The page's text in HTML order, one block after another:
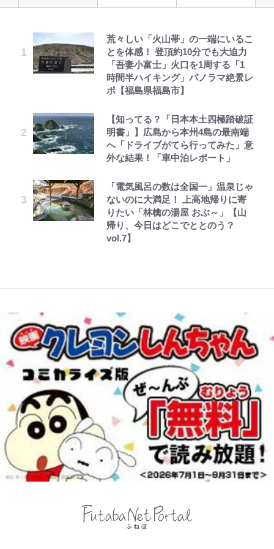
荒々しい「火山帯」の一端にいるこ
とを体感！ 登頂約10分でも大迫力
「吾妻小富士」火口を1周する「1
時間半ハイキング」パノラマ絶景レ
ポ【福島県福島市】
【知ってる？「日本本土四極踏破証
明書」】広島から本州4島の最南端
へ「ドライブがてら行ってみた」意
外な結果！「車中泊レポート」
「電気風呂の数は全国一」温泉じゃ
ないのに大満足！ 上高地帰りに寄
りたい「林檎の湯屋 おぶ～」【山
帰り、今日はどこでととのう？
vol.7】
空の轍と大地の雲と 第1回
第3回 出版までの道のり・その2
レビュー『仮面家族』悠木シュン・
著
公式-おっさん底辺治癒士と愛娘の
辺境ライフ ~中年男が回復スキルに
覚醒して、英雄へ成り上がる~ 第82
話(1)
で、もふもふ従者(聖獣)とおにぎり
を握る 第53話(1)
公式-ヒロインが来る前に妊娠しま
が、どうやら違うようです~ 第1話
錦織一清の写真集はなぜ私服なの
か…高級ブランドをやめ等身大の自
分を表現する現在「ちゃんとおじい
ちゃんに」
が明かす夫・片岡愛之助との関係
性…互いに一番のお客さんで刺激を
もらう存在
ィア活動の原動力は…「偽善者だ」
との声も跳ね返す“誰かの役に立ち
たい”という思い
千葉雄大、ほっそりイケメン近影に
「顔パンパンだったのに」反響 視
聴者が想った激変の納得理由
村上佳菜子、“遠距離結婚”の夫と
「愛が足りない」不満を漏らしてい
た過去も
黒木啓司が妻・宮崎麗果にDV報
た“異変”…削除していたラブラブ
投稿
オラの引越し物語 サボテン大襲撃
えびめしの流儀
でっかい男になりたいゾ
「自分の絵ごと、このジャンルはそ
ろそろ終わりかな」江口寿史が炎上
を経て樋口毅宏に語ったこと
1万円超えも「納得のクオリティ」
10万針以上の密度で再現された“め
ぐみん刺繍ワークシャツ”にファン
も感動
弾」がスタート！まさかの人気アイ
テムに称賛続々「豪華すぎる！」
｢なんじゃこりゃあああ！｣本田圭
佑の古巣ミラン、漆黒×蛍光レッド
の超絶クールな新サードユニに世界
が熱狂｢サードなのにズルい｣｢こり
ゃかっけえわ｣
｢知念さんを煽ってたのと同じ
人？｣鹿島・鈴木優磨、大逆転勝利
後の“超・優等生インタビュー”が
話題！｢試合中とのギャップw｣｢礼
｢あざとナンバーワン！｣鎌田大地
が冨安健洋に“肩組み頭乗せ”!?｢パ
レス兄弟｣爆誕の歓迎ムービーに大
反響｢最後の鎌田可愛すぎる｣｢粋に